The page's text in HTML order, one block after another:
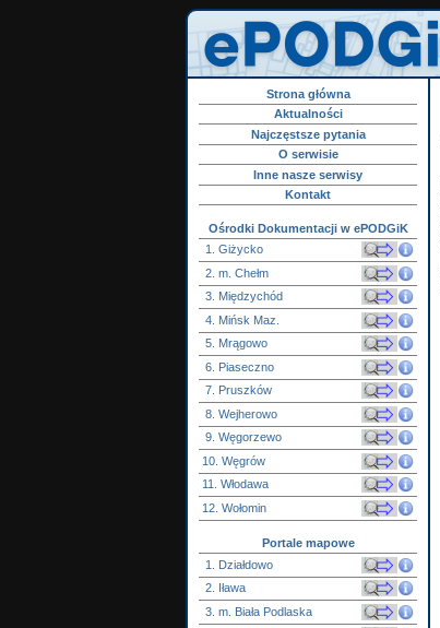
Strona główna
Aktualności
Najczęstsze pytania
O serwisie
Inne nasze serwisy
Kontakt
Ośrodki Dokumentacji w ePODGiK
1. Giżycko
2. m. Chełm
3. Międzychód
4. Mińsk Maz.
5. Mrągowo
6. Piaseczno
7. Pruszków
8. Wejherowo
9. Węgorzewo
10. Węgrów
11. Włodawa
12. Wołomin
Portale mapowe
1. Działdowo
2. Iława
3. m. Biała Podlaska